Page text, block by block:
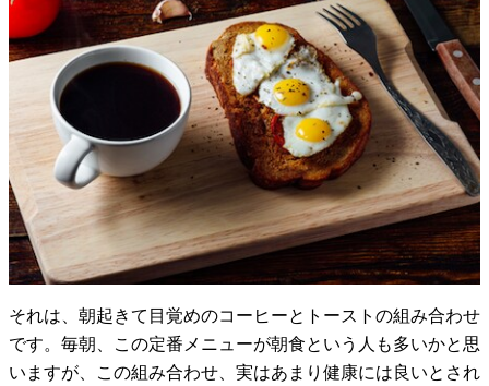
それは、朝起きて目覚めのコーヒーとトーストの組み合わせ
です。毎朝、この定番メニューが朝食という人も多いかと思
いますが、この組み合わせ、実はあまり健康には良いとされ